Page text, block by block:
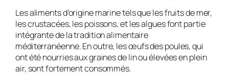
Les aliments d’origine marine tels que les fruits de mer,
les crustacées, les poissons, et les algues font partie
intégrante de la tradition alimentaire
méditerranéenne. En outre, les œufs des poules, qui
ont été nourries aux graines de lin ou élevées en plein
air, sont fortement consommés.